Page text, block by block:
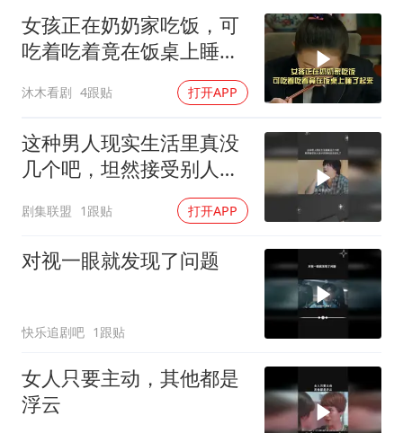
女孩正在奶奶家吃饭，可
吃着吃着竟在饭桌上睡了
沐木看剧 4跟贴 打开APP
这种男人现实生活里真没
几个吧，坦然接受别人孩
子的同时还去结扎了
剧集联盟 1跟贴 打开APP
对视一眼就发现了问题
快乐追剧吧 1跟贴
女人只要主动，其他都是
浮云